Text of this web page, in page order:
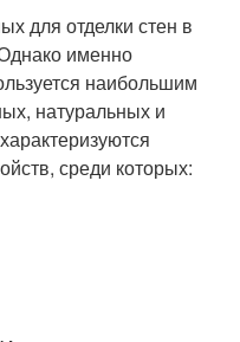
для отделки стен в
именно
наибольшим
натуральных и
среди которых: